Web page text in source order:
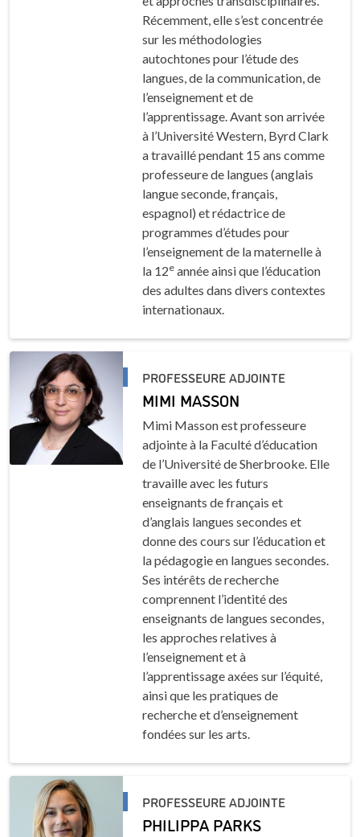
Récemment, elle s’est concentrée
sur les méthodologies
autochtones pour l’étude des
langues, de la communication, de
l’enseignement et de
l’apprentissage. Avant son arrivée
à l’Université Western, Byrd Clark
a travaillé pendant 15 ans comme
professeure de langues (anglais
langue seconde, français,
espagnol) et rédactrice de
programmes d’études pour
l’enseignement de la maternelle à
la 12e année ainsi que l’éducation
des adultes dans divers contextes
internationaux.
PROFESSEURE ADJOINTE
MIMI MASSON
Mimi Masson est professeure
adjointe à la Faculté d’éducation
de l’Université de Sherbrooke. Elle
travaille avec les futurs
enseignants de français et
d’anglais langues secondes et
donne des cours sur l’éducation et
la pédagogie en langues secondes.
Ses intérêts de recherche
comprennent l’identité des
enseignants de langues secondes,
les approches relatives à
l’enseignement et à
l’apprentissage axées sur l’équité,
ainsi que les pratiques de
recherche et d’enseignement
fondées sur les arts.
PROFESSEURE ADJOINTE
PHILIPPA PARKS